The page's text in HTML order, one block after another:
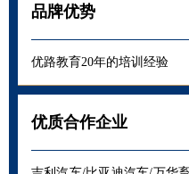
品牌优势
优路教育20年的培训经验
优质合作企业